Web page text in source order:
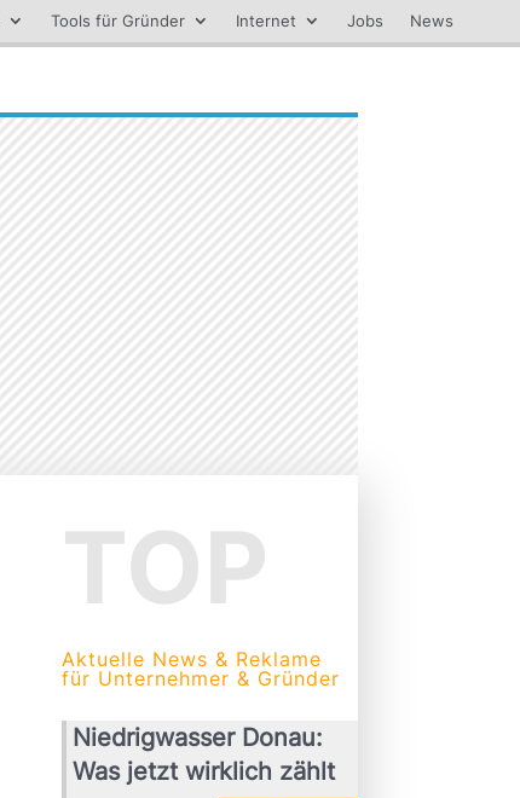
Tools für Gründer Internet Jobs News
TOP
Aktuelle News & Reklame
für Unternehmer & Gründer
Niedrigwasser Donau:
Was jetzt wirklich zählt